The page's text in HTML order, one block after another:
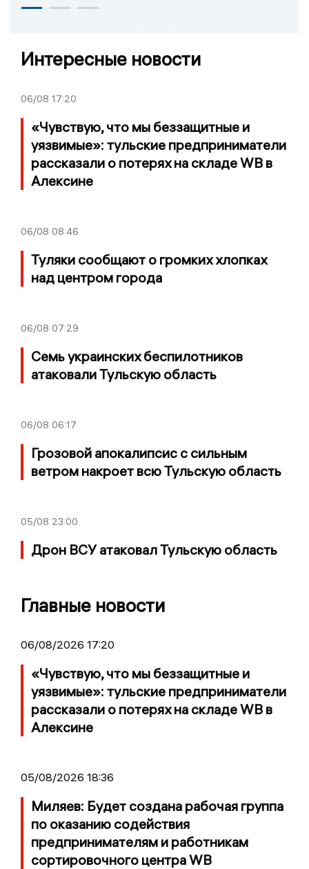
Интересные новости
06/08 17:20
«Чувствую, что мы беззащитные и
уязвимые»: тульские предприниматели
рассказали о потерях на складе WB в
Алексине
06/08 08:46
Туляки сообщают о громких хлопках
над центром города
06/08 07:29
Семь украинских беспилотников
атаковали Тульскую область
06/08 06:17
Грозовой апокалипсис с сильным
ветром накроет всю Тульскую область
05/08 23:00
Дрон ВСУ атаковал Тульскую область
Главные новости
06/08/2026 17:20
«Чувствую, что мы беззащитные и
уязвимые»: тульские предприниматели
рассказали о потерях на складе WB в
Алексине
05/08/2026 18:36
Миляев: Будет создана рабочая группа
по оказанию содействия
предпринимателям и работникам
сортировочного центра WB